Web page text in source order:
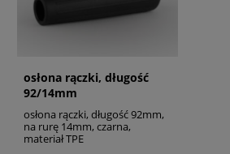
osłona rączki, długość
92/14mm
osłona rączki, długość 92mm,
na rurę 14mm, czarna,
materiał TPE